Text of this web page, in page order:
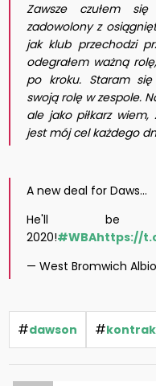
Zawsze czułem
zadowolony z
jak klub przechodzi
odegrałem ważną
po kroku. Staram
swoją rolę w zespole.
ale jako piłkarz
jest mój cel każdego
A new deal for Daws...
He'll be
2020!#WBAhttps://
— West Bromwich
#dawson #